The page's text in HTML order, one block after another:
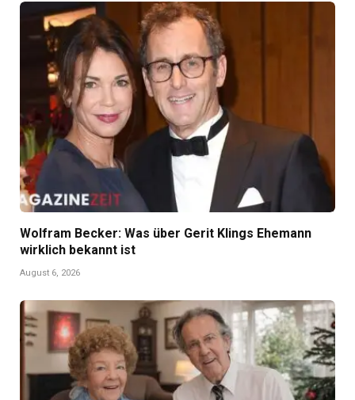
Wolfram Becker: Was über Gerit Klings Ehemann
wirklich bekannt ist
August 6, 2026